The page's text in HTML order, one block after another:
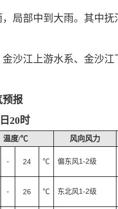
局部中到大雨。其中
沙江上游水系、金沙
预报
20时
温度/℃ 风向风力
- 24 ℃ 偏东风 1-2级
- 26 ℃ 东北风 1-2级